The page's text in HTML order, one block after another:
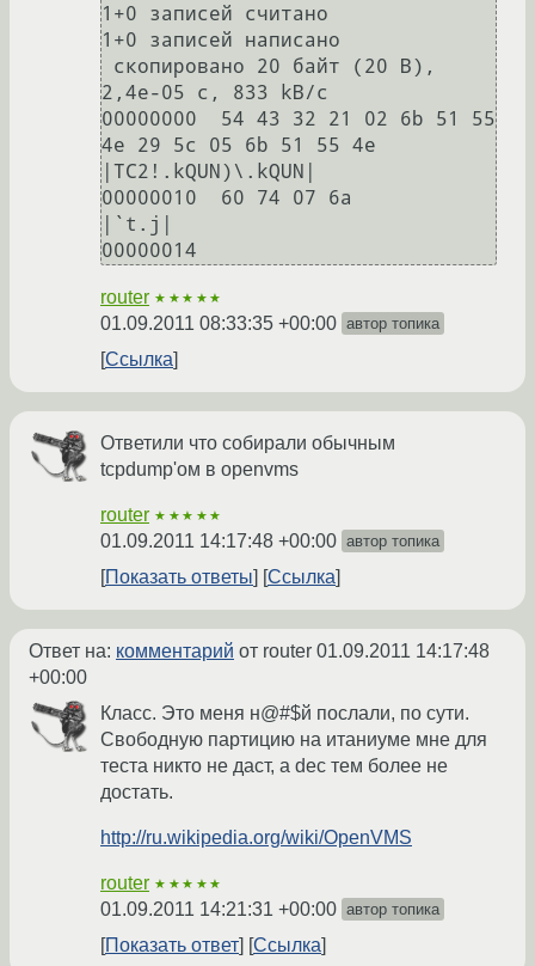
1+0 записей считано
1+0 записей написано
2,4e-05 c, 833 kB/c
00000000  54 43 32 21 02 6b 51 55
4e 29 5c 05 6b 51 55 4e
|TC2!.kQUN)\.kQUN|
00000010  60 74 07 6a
|`t.j|
00000014
router ★★★★★
01.09.2011 08:33:35 +00:00 автор топика
Ссылка
Ответили что собирали обычным
tcpdump'ом в openvms
router ★★★★★
01.09.2011 14:17:48 +00:00 автор топика
Показать ответы Ссылка
Ответ на: комментарий от router 01.09.2011 14:17:48
+00:00
Класс. Это меня н@#$й послали, по сути.
Свободную партицию на итаниуме мне для
теста никто не даст, а dec тем более не
достать.
http://ru.wikipedia.org/wiki/OpenVMS
router ★★★★★
01.09.2011 14:21:31 +00:00 автор топика
Показать ответ Ссылка